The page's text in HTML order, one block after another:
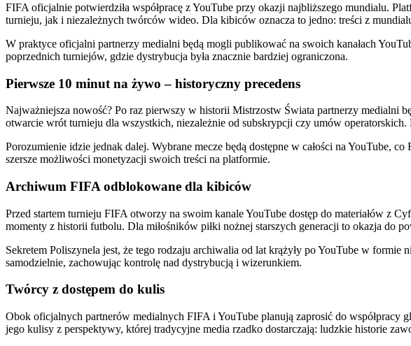
FIFA oficjalnie potwierdziła współpracę z YouTube przy okazji najbliższego mundialu.
turnieju, jak i niezależnych twórców wideo. Dla kibiców oznacza to jedno: treści z
W praktyce oficjalni partnerzy medialni będą mogli publikować na swoich kanałach
poprzednich turniejów, gdzie dystrybucja była znacznie bardziej ograniczona.
Pierwsze 10 minut na żywo – historyczny precedens
Najważniejsza nowość? Po raz pierwszy w historii Mistrzostw Świata partnerzy medialni
otwarcie wrót turnieju dla wszystkich, niezależnie od subskrypcji czy umów
Porozumienie idzie jednak dalej. Wybrane mecze będą dostępne w całości na YouTube,
szersze możliwości monetyzacji swoich treści na platformie.
Archiwum FIFA odblokowane dla kibiców
Przed startem turnieju FIFA otworzy na swoim kanale YouTube dostęp do materiałów z
momenty z historii futbolu. Dla miłośników piłki nożnej starszych generacji to okazja do
Sekretem Poliszynela jest, że tego rodzaju archiwalia od lat krążyły po YouTube w
samodzielnie, zachowując kontrolę nad dystrybucją i wizerunkiem.
Twórcy z dostępem do kulis
Obok oficjalnych partnerów medialnych FIFA i YouTube planują zaprosić do
jego kulisy z perspektywy, której tradycyjne media rzadko dostarczają: ludzkie historie